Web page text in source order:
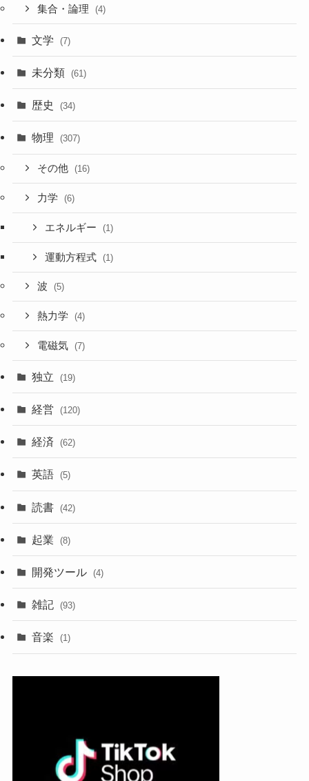
集合・論理 (4)
文学 (7)
未分類 (61)
歴史 (34)
物理 (307)
その他 (16)
力学 (6)
エネルギー (1)
運動方程式 (1)
波 (5)
熱力学 (4)
電磁気 (7)
独立 (19)
経営 (120)
経済 (62)
英語 (5)
読書 (42)
起業 (8)
開発ツール (4)
雑記 (93)
音楽 (1)